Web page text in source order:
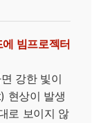
빔프로젝터
강한 빛이
현상이 발생
로 보이지 않